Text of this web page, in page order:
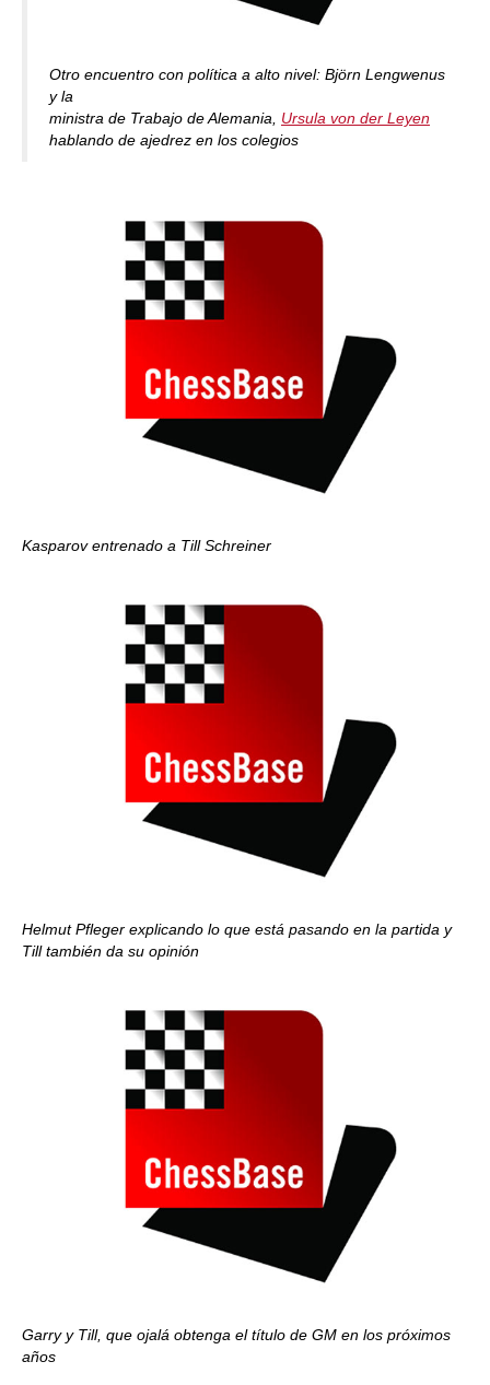
Otro encuentro con política a alto nivel: Björn Lengwenus
y la
ministra de Trabajo de Alemania, Ursula von der Leyen
hablando de ajedrez en los colegios
Kasparov entrenado a Till Schreiner
Helmut Pfleger explicando lo que está pasando en la partida y
Till también da su opinión
Garry y Till, que ojalá obtenga el título de GM en los próximos
años